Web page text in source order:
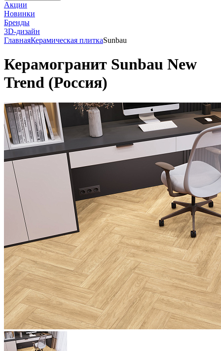
Акции
Новинки
Бренды
3D-дизайн
ГлавнаяКерамическая плиткаSunbau
Керамогранит Sunbau New
Trend (Россия)